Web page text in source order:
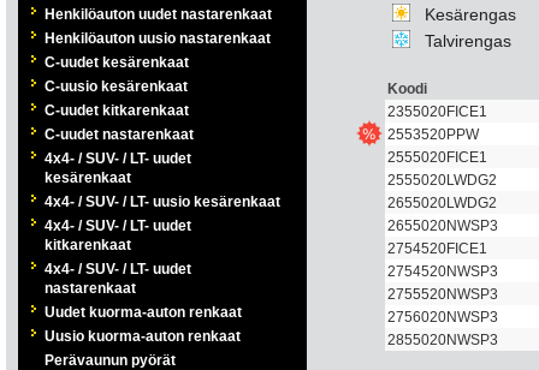
Henkilöauton uudet nastarenkaat
Henkilöauton uusio nastarenkaat
C-uudet kesärenkaat
C-uusio kesärenkaat
C-uudet kitkarenkaat
C-uudet nastarenkaat
4x4- / SUV- / LT- uudet
kesärenkaat
4x4- / SUV- / LT- uusio kesärenkaat
4x4- / SUV- / LT- uudet
kitkarenkaat
4x4- / SUV- / LT- uudet
nastarenkaat
Uudet kuorma-auton renkaat
Uusio kuorma-auton renkaat
Perävaunun pyörät
Kesärengas
Talvirengas
Koodi
2355020FICE1
2553520PPW
2555020FICE1
2555020LWDG2
2655020LWDG2
2655020NWSP3
2754520FICE1
2754520NWSP3
2755520NWSP3
2756020NWSP3
2855020NWSP3